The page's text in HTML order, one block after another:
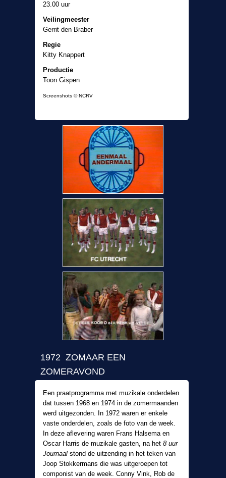
23.00 uur
Veilingmeester
Gerrit den Braber
Regie
Kitty Knappert
Productie
Toon Gispen
Screenshots © NCRV
1972 ZOMAAR EEN
ZOMERAVOND
Een praatprogramma met muzikale onderdelen
dat tussen 1968 en 1974 in de zomermaanden
werd uitgezonden. In 1972 waren er enkele
vaste onderdelen, zoals de foto van de week.
In deze aflevering waren Frans Halsema en
Oscar Harris de muzikale gasten, na het 8 uur
Journaal stond de uitzending in het teken van
Joop Stokkermans die was uitgeroepen tot
componist van de week. Conny Vink, Rob de